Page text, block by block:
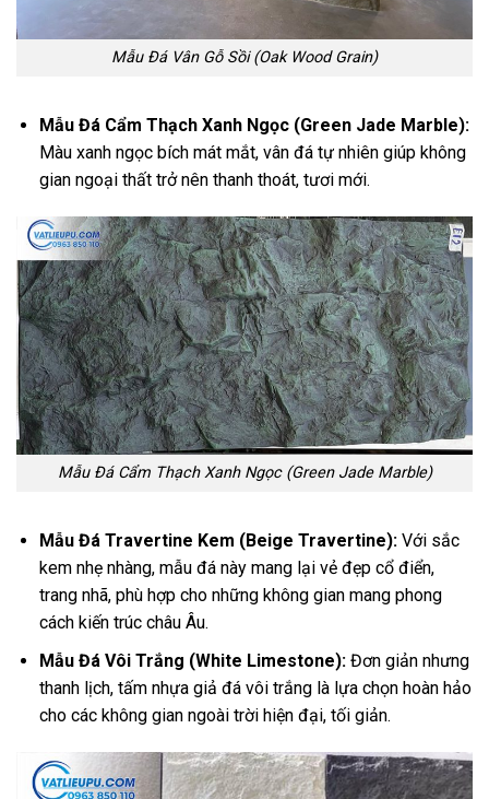
Mẫu Đá Vân Gỗ Sồi (Oak Wood Grain)
Mẫu Đá Cẩm Thạch Xanh Ngọc (Green Jade Marble):
Màu xanh ngọc bích mát mắt, vân đá tự nhiên giúp không
gian ngoại thất trở nên thanh thoát, tươi mới.
Mẫu Đá Cẩm Thạch Xanh Ngọc (Green Jade Marble)
Mẫu Đá Travertine Kem (Beige Travertine):Với sắc
kem nhẹ nhàng, mẫu đá này mang lại vẻ đẹp cổ điển,
trang nhã, phù hợp cho những không gian mang phong
cách kiến trúc châu Âu.
Mẫu Đá Vôi Trắng (White Limestone):Đơn giản nhưng
thanh lịch, tấm nhựa giả đá vôi trắng là lựa chọn hoàn hảo
cho các không gian ngoài trời hiện đại, tối giản.